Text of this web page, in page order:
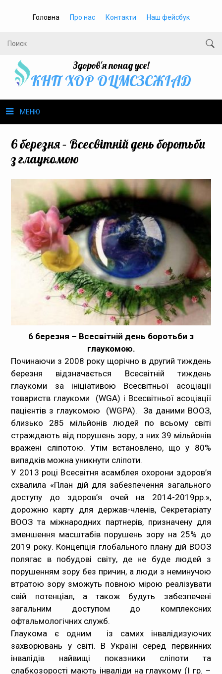
Головна Про нас Контакти Наш фейсбук
Здоров'я понад усе!
КНП ХОР ОЦМСЗСЖIАД
МЕНЮ
Громадське здоров’я
Безбар’єрність
Громадянам
Медпрацівникам
Статистика
Документи
Карта сайта
6 березня – Всесвітній день боротьби
з глаукомою
6 березня – Всесвітній день боротьби з
глаукомою.
Починаючи з 2008 року щорічно в другий тиждень
березня відзначається Всесвітній тиждень
глаукоми за ініціативою Всесвітньої асоціації
товариств глаукоми (WGA) і Всесвітньої асоціації
пацієнтів з глаукомою (WGPA). За даними ВООЗ,
близько 285 мільйонів людей по всьому світі
страждають від порушень зору, з них 39 мільйонів
вражені сліпотою. Утім встановлено, що у 80%
випадків можна уникнути сліпоти.
У 2013 році Всесвітня асамблея охорони здоров’я
схвалила «План дій для забезпечення загального
доступу до здоров’я очей на 2014-2019рр.»,
дорожню карту для держав-членів, Секретаріату
ВООЗ та міжнародних партнерів, призначену для
зменшення масштабів порушень зору на 25% до
2019 року. Концепція глобального плану дій ВООЗ
полягає в побудові світу, де не буде людей з
порушенням зору без причин, а люди з неминучою
втратою зору зможуть повною мірою реалізувати
свій потенціал, а також будуть забезпечені
загальним доступом до комплексних
офтальмологічних служб.
Глаукома є одним із самих інвалідизуючих
захворювань у світі. В Україні серед первинних
інвалідів найвищі показники сліпоти та
слабкозорості мають інваліди на глаукому (I гр. –